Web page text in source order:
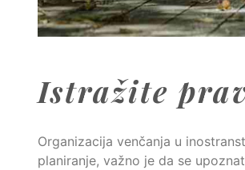
Istražite
Organizacija venčanja u
planiranje, važno je da se